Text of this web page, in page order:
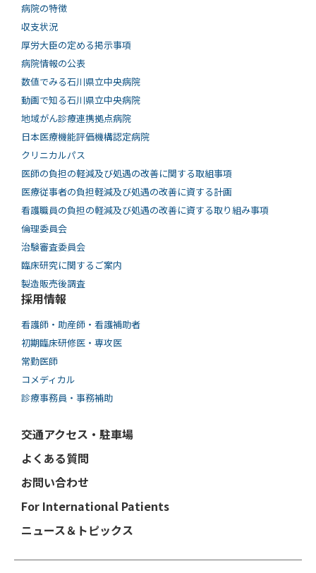
病院の特徴
収支状況
厚労大臣の定める掲示事項
病院情報の公表
数値でみる石川県立中央病院
動画で知る⽯川県⽴中央病院
地域がん診療連携拠点病院
日本医療機能評価機構認定病院
クリニカルパス
医師の負担の軽減及び処遇の改善に関する取組事項
医療従事者の負担軽減及び処遇の改善に資する計画
看護職員の負担の軽減及び処遇の改善に資する取り組み事項
倫理委員会
治験審査委員会
臨床研究に関するご案内
製造販売後調査
採用情報
看護師・助産師・看護補助者
初期臨床研修医・専攻医
常勤医師
コメディカル
診療事務員・事務補助
交通アクセス・駐車場
よくある質問
お問い合わせ
For International Patients
ニュース＆トピックス